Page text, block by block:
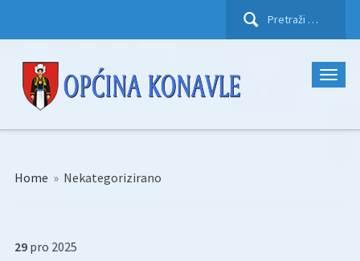
Pretraži:
Home » Nekategorizirano
29 pro 2025